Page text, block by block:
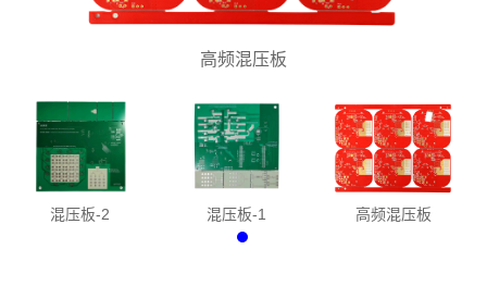
高频混压板
混压板-2 混压板-1 高频混压板